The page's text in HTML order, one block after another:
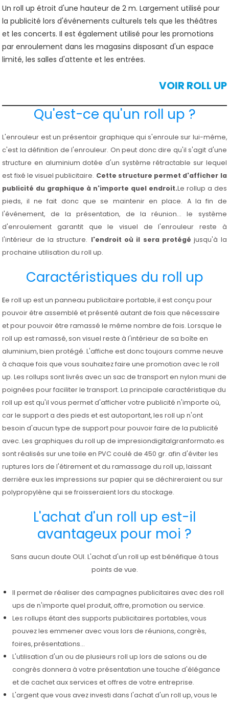
Un roll up étroit d'une hauteur de 2 m. Largement utilisé pour
la publicité lors d'événements culturels tels que les théâtres
et les concerts. Il est également utilisé pour les promotions
par enroulement dans les magasins disposant d'un espace
limité, les salles d'attente et les entrées.
VOIR ROLL UP
Qu'est-ce qu'un roll up ?
L'enrouleur est un présentoir graphique qui s'enroule sur lui-même,
c'est la définition de l'enrouleur. On peut donc dire qu'il s'agit d'une
structure en aluminium dotée d'un système rétractable sur lequel
est fixé le visuel publicitaire. Cette structure permet d'afficher la
publicité du graphique à n'importe quel endroit.Le rollup a des
pieds, il ne fait donc que se maintenir en place. A la fin de
l'événement, de la présentation, de la réunion... le système
d'enroulement garantit que le visuel de l'enrouleur reste à
l'intérieur de la structure. l'endroit où il sera protégé jusqu'à la
prochaine utilisation du roll up.
Caractéristiques du roll up
Ee roll up est un panneau publicitaire portable, il est conçu pour
pouvoir être assemblé et présenté autant de fois que nécessaire
et pour pouvoir être ramassé le même nombre de fois. Lorsque le
roll up est ramassé, son visuel reste à l'intérieur de sa boîte en
aluminium, bien protégé. L'affiche est donc toujours comme neuve
à chaque fois que vous souhaitez faire une promotion avec le roll
up. Les rollups sont livrés avec un sac de transport en nylon muni de
poignées pour faciliter le transport. La principale caractéristique du
roll up est qu'il vous permet d'afficher votre publicité n'importe où,
car le support a des pieds et est autoportant, les roll up n'ont
besoin d'aucun type de support pour pouvoir faire de la publicité
avec. Les graphiques du roll up de impresiondigitalgranformato.es
sont réalisés sur une toile en PVC coulé de 450 gr. afin d'éviter les
ruptures lors de l'étirement et du ramassage du roll up, laissant
derrière eux les impressions sur papier qui se déchireraient ou sur
polypropylène qui se froisseraient lors du stockage.
L'achat d'un roll up est-il
avantageux pour moi ?
Sans aucun doute OUI. L'achat d'un roll up est bénéfique à tous
points de vue.
Il permet de réaliser des campagnes publicitaires avec des roll
ups de n'importe quel produit, offre, promotion ou service.
Les rollups étant des supports publicitaires portables, vous
pouvez les emmener avec vous lors de réunions, congrès,
foires, présentations...
L'utilisation d'un ou de plusieurs roll up lors de salons ou de
congrès donnera à votre présentation une touche d'élégance
et de cachet aux services et offres de votre entreprise.
L'argent que vous avez investi dans l'achat d'un roll up, vous le